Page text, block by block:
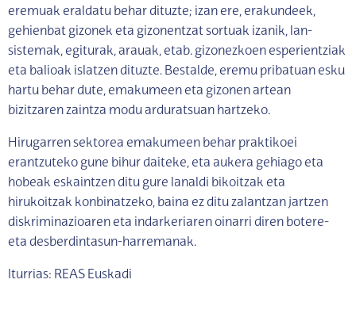
eremuak eraldatu behar dituzte; izan ere, erakundeek,
gehienbat gizonek eta gizonentzat sortuak izanik, lan-
sistemak, egiturak, arauak, etab. gizonezkoen esperientziak
eta balioak islatzen dituzte. Bestalde, eremu pribatuan esku
hartu behar dute, emakumeen eta gizonen artean
bizitzaren zaintza modu arduratsuan hartzeko.
Hirugarren sektorea emakumeen behar praktikoei
erantzuteko gune bihur daiteke, eta aukera gehiago eta
hobeak eskaintzen ditu gure lanaldi bikoitzak eta
hirukoitzak konbinatzeko, baina ez ditu zalantzan jartzen
diskriminazioaren eta indarkeriaren oinarri diren botere-
eta desberdintasun-harremanak.
Iturrias: REAS Euskadi